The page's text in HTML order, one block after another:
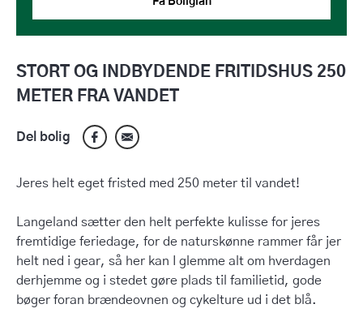
STORT OG INDBYDENDE FRITIDSHUS 250
METER FRA VANDET
Del bolig
Jeres helt eget fristed med 250 meter til vandet!
Langeland sætter den helt perfekte kulisse for jeres
fremtidige feriedage, for de naturskønne rammer får jer
helt ned i gear, så her kan I glemme alt om hverdagen
derhjemme og i stedet gøre plads til familietid, gode
bøger foran brændeovnen og cykelture ud i det blå.